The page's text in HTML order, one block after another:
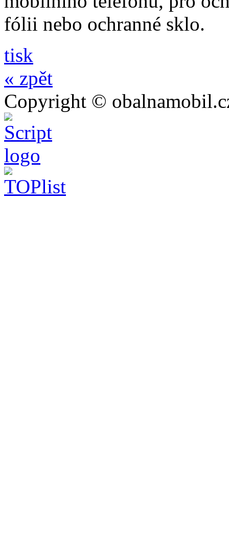
fólii nebo ochranné sklo.
tisk
« zpět
Copyright ©